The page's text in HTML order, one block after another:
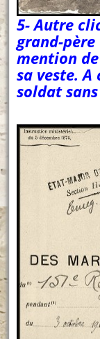
5- Autre
grand-
mention
sa veste.
soldat